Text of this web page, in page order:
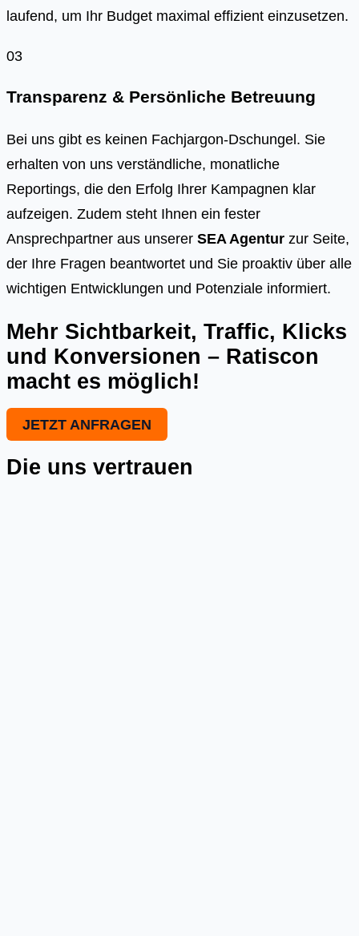
laufend, um Ihr Budget maximal effizient einzusetzen.
03
Transparenz & Persönliche Betreuung
Bei uns gibt es keinen Fachjargon-Dschungel. Sie
erhalten von uns verständliche, monatliche
Reportings, die den Erfolg Ihrer Kampagnen klar
aufzeigen. Zudem steht Ihnen ein fester
Ansprechpartner aus unserer SEA Agentur zur Seite,
der Ihre Fragen beantwortet und Sie proaktiv über alle
wichtigen Entwicklungen und Potenziale informiert.
Mehr Sichtbarkeit, Traffic, Klicks
und Konversionen – Ratiscon
macht es möglich!
JETZT ANFRAGEN
Die uns vertrauen